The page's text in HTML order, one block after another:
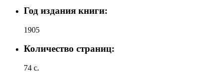
Год издания книги:
1905
Количество страниц:
74 с.